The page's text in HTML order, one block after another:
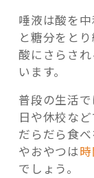
唾液は酸を
と糖分をと
酸にさらさ
います。
普段の生活
日や休校な
だらだら食
やおやつは
でしょう。